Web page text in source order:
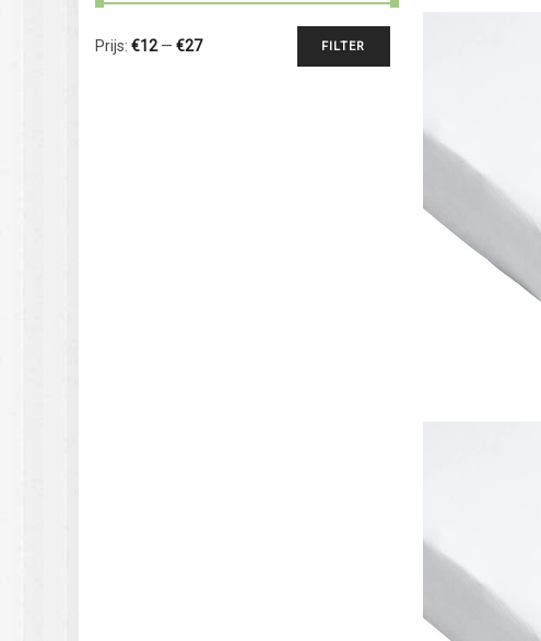
FILTER
Prijs: €12— €27